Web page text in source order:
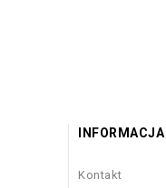
INFORMACJA
Kontakt